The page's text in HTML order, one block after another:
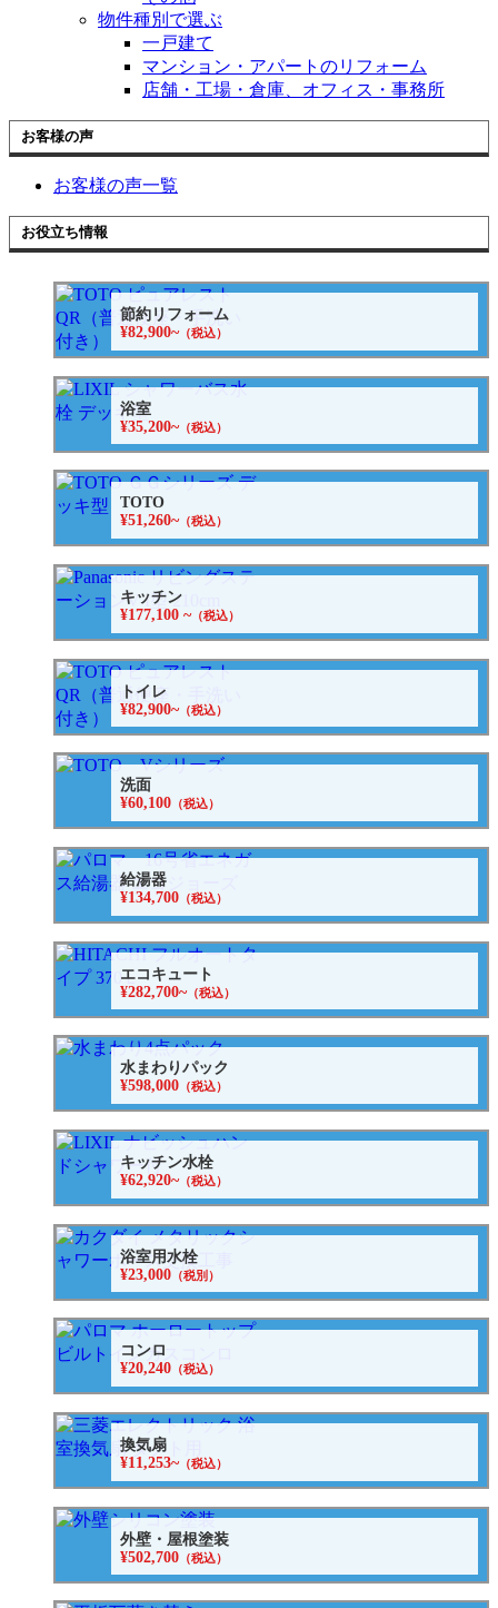
物件種別で選ぶ
一戸建て
マンション・アパートのリフォーム
店舗・工場・倉庫、オフィス・事務所
お客様の声
お客様の声一覧
お役立ち情報
節約リフォーム
¥82,900~（税込）
浴室
¥35,200~（税込）
TOTO
¥51,260~（税込）
キッチン
¥177,100 ~（税込）
トイレ
¥82,900~（税込）
洗面
¥60,100 （税込）
給湯器
¥134,700 （税込）
エコキュート
¥282,700~（税込）
水まわりパック
¥598,000 （税込）
キッチン水栓
¥62,920~（税込）
浴室用水栓
¥23,000 （税別）
コンロ
¥20,240 （税込）
換気扇
¥11,253~（税込）
外壁・屋根塗装
¥502,700 （税込）